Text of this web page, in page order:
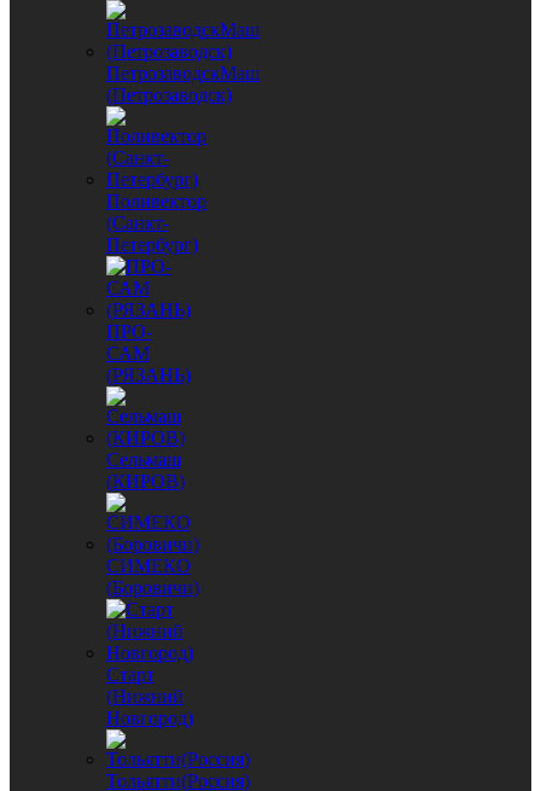
ПетрозаводскМаш
(Петрозаводск)
Поливектор
(Санкт-
Петербург)
ПРО-
САМ
(РЯЗАНЬ)
Сельмаш
(КИРОВ)
СИМЕКО
(Боровичи)
Старт
(Нижний
Новгород)
Тольятти(Россия)